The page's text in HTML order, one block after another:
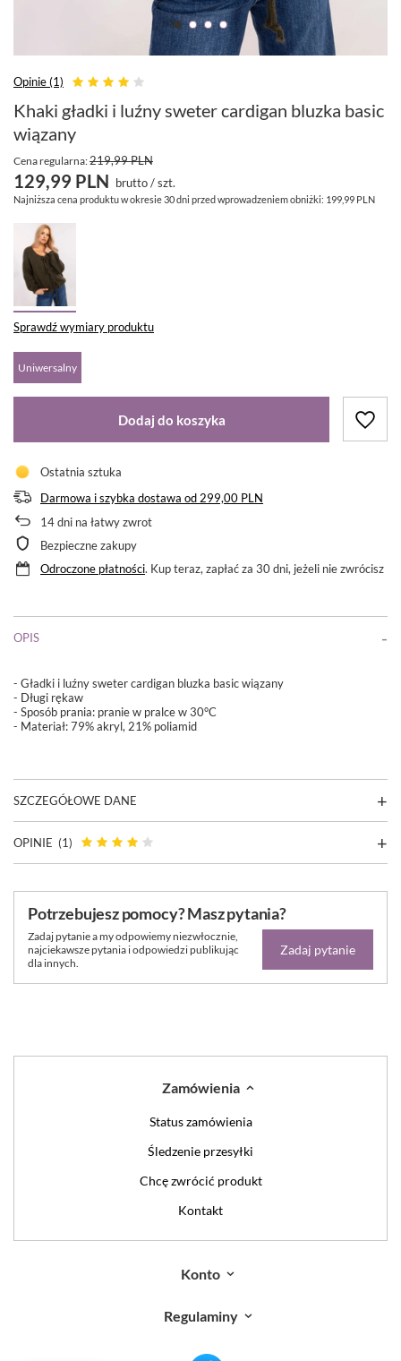
Opinie (1)
Khaki gładki i luźny sweter cardigan bluzka basic
wiązany
Cena regularna:219,99 PLN
129,99 PLN brutto/szt.
Najniższa cena produktu w okresie 30 dni przed wprowadzeniem obniżki: 199,99 PLN
Sprawdź wymiary produktu
Uniwersalny
Dodaj do koszyka
Ostatnia sztuka
Darmowa i szybka dostawa od 299,00 PLN
14dni na łatwy zwrot
Bezpieczne zakupy
Odroczone płatności. Kup teraz, zapłać za 30 dni, jeżeli nie zwrócisz
OPIS
- Gładki i luźny sweter cardigan bluzka basic wiązany
- Długi rękaw
- Sposób prania: pranie w pralce w 30°C
- Materiał:79% akryl, 21% poliamid
SZCZEGÓŁOWE DANE
OPINIE (1)
Potrzebujesz pomocy? Masz pytania?
Zadaj pytanie a my odpowiemy niezwłocznie,
najciekawsze pytania i odpowiedzi publikując
dla innych.
Zadaj pytanie
Zamówienia
Status zamówienia
Śledzenie przesyłki
Chcę zwrócić produkt
Kontakt
Konto
Regulaminy